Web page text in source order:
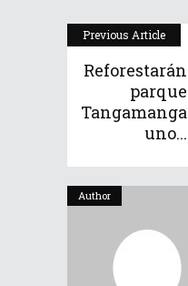
Previous Article
Reforestarán
parque
Tangamanga
uno...
Author